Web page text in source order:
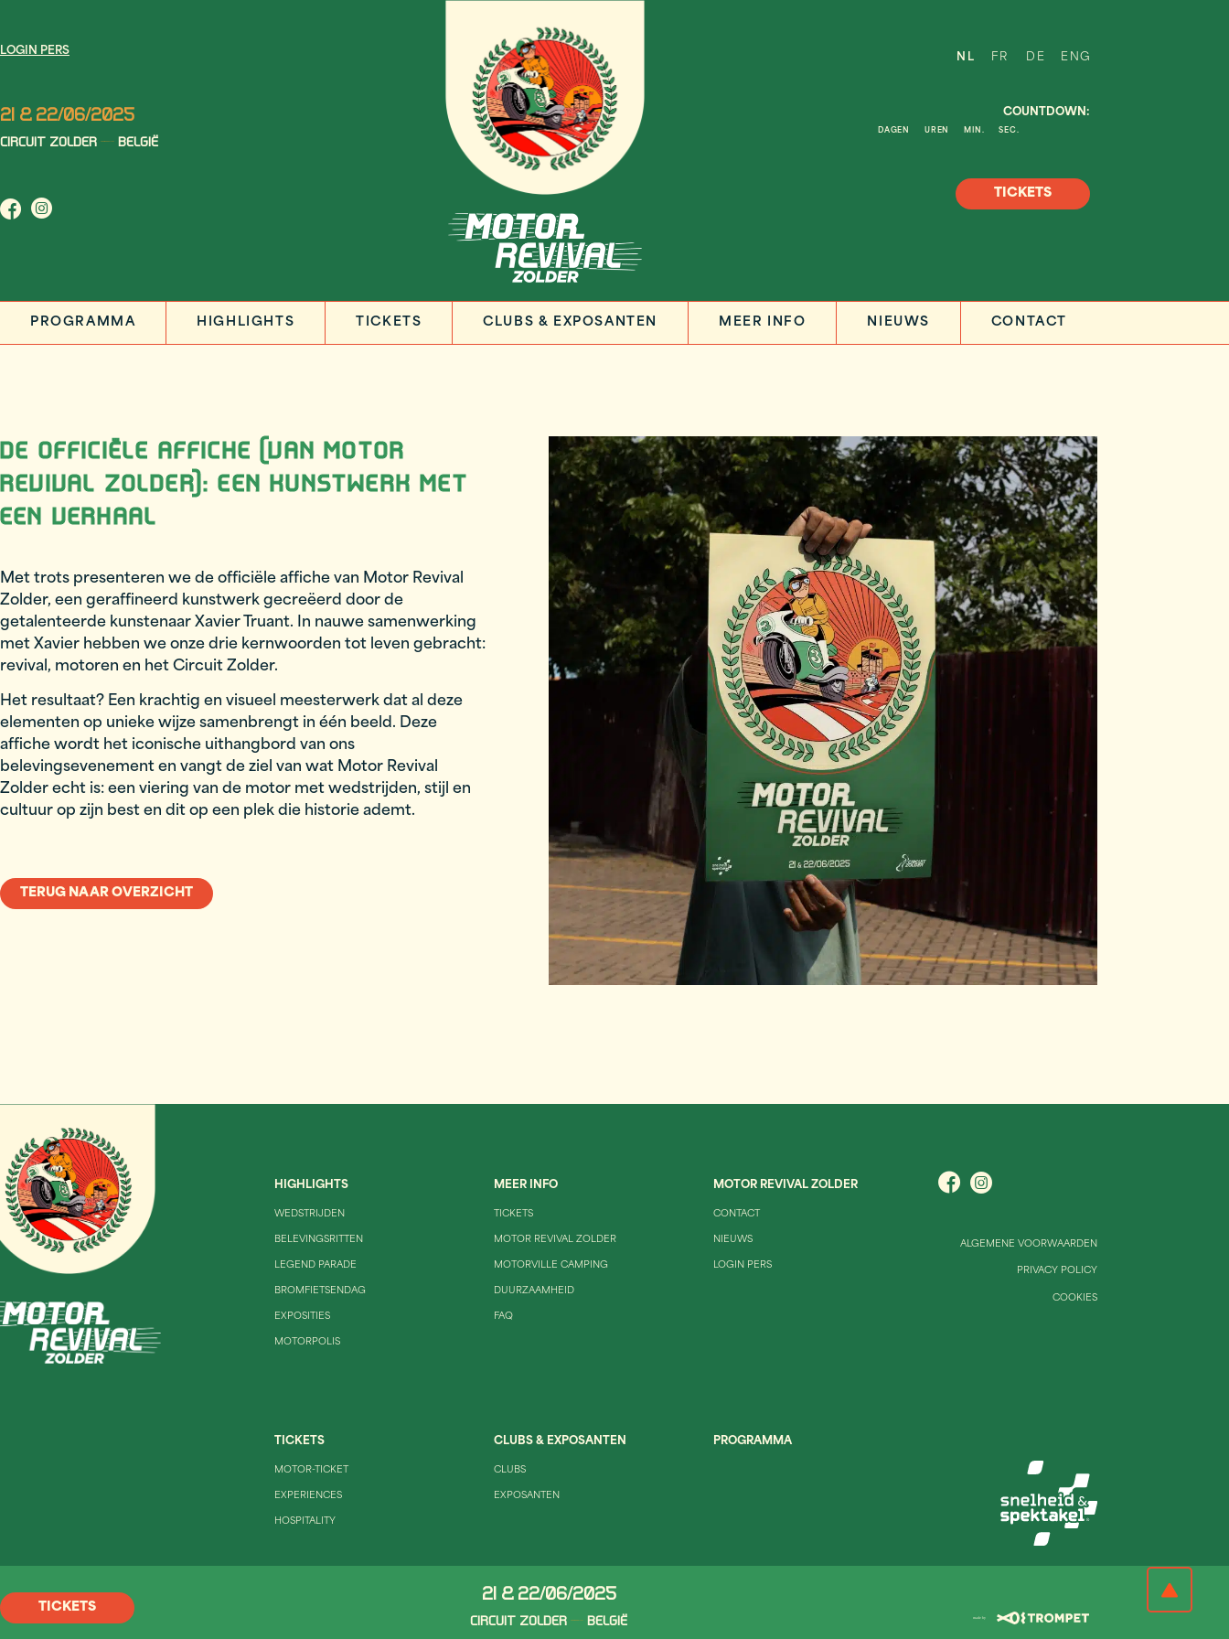
LOGIN PERS
21 & 22/06/2025
CIRCUIT ZOLDER BELGIË
NL FR DE ENG
COUNTDOWN:
DAGEN UREN MIN. SEC.
TICKETS
PROGRAMMA HIGHLIGHTS TICKETS CLUBS & EXPOSANTEN MEER INFO NIEUWS CONTACT
DE OFFICIËLE AFFICHE (VAN MOTOR
REVIVAL ZOLDER): EEN KUNSTWERK MET
EEN VERHAAL
Met trots presenteren we de officiële affiche van Motor Revival
Zolder, een geraffineerd kunstwerk gecreëerd door de
getalenteerde kunstenaar Xavier Truant. In nauwe samenwerking
met Xavier hebben we onze drie kernwoorden tot leven gebracht:
revival, motoren en het Circuit Zolder.
Het resultaat? Een krachtig en visueel meesterwerk dat al deze
elementen op unieke wijze samenbrengt in één beeld. Deze
affiche wordt het iconische uithangbord van ons
belevingsevenement en vangt de ziel van wat Motor Revival
Zolder echt is: een viering van de motor met wedstrijden, stijl en
cultuur op zijn best en dit op een plek die historie ademt.
TERUG NAAR OVERZICHT
HIGHLIGHTS
WEDSTRIJDEN
BELEVINGSRITTEN
LEGEND PARADE
BROMFIETSENDAG
EXPOSITIES
MOTORPOLIS
TICKETS
MOTOR-TICKET
EXPERIENCES
HOSPITALITY
MEER INFO
TICKETS
MOTOR REVIVAL ZOLDER
MOTORVILLE CAMPING
DUURZAAMHEID
FAQ
CLUBS & EXPOSANTEN
CLUBS
EXPOSANTEN
MOTOR REVIVAL ZOLDER
CONTACT
NIEUWS
LOGIN PERS
PROGRAMMA
ALGEMENE VOORWAARDEN
PRIVACY POLICY
COOKIES
TICKETS
21 & 22/06/2025
CIRCUIT ZOLDER BELGIË